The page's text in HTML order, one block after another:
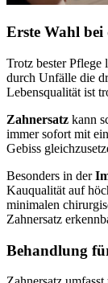
Erste Wahl
Trotz bester Pflege
durch Unfälle die
Lebensqualität ist
Zahnersatz kann
immer sofort mit
Gebiss
Besonders in der
Kauqualität auf
minimalen
Zahnersatz
Behandlung